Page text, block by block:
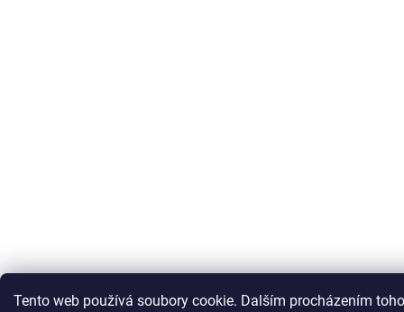
Tento web používá soubory cookie. Dalším procházením